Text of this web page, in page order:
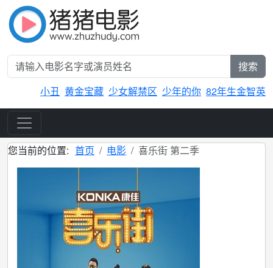
搜索
小丑 黄金宝藏 少女解禁区 少年的你 82年生金智英
您当前的位置: 首页 电影 喜乐街 第二季